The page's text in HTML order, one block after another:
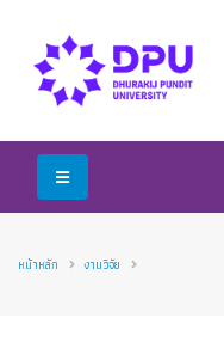
หน้าหลัก งานวิจัย